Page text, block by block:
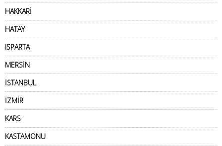
HAKKARİ
HATAY
ISPARTA
MERSİN
İSTANBUL
İZMİR
KARS
KASTAMONU